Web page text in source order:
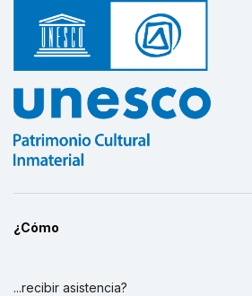
¿Cómo
...recibir asistencia?